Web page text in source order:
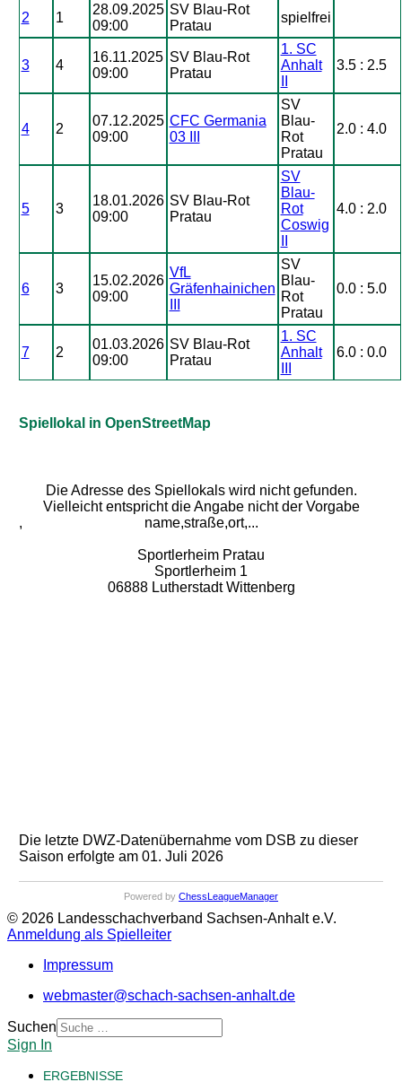
2 1
28.09.2025
09:00
SV Blau-Rot
Pratau
spielfrei
3 4
16.11.2025
09:00
SV Blau-Rot
Pratau
1. SC
Anhalt
3.5 : 2.5
4 2
07.12.2025
09:00
CFC Germania
03 III
SV
Blau-
Rot
Pratau
2.0 : 4.0
5 3
18.01.2026
09:00
SV Blau-Rot
Pratau
SV
Blau-
Rot
Coswig
4.0 : 2.0
6 3
15.02.2026
09:00
VfL
Gräfenhainichen
SV
Blau-
Rot
Pratau
0.0 : 5.0
7 2
01.03.2026
09:00
SV Blau-Rot
Pratau
1. SC
Anhalt
6.0 : 0.0
Spiellokal in OpenStreetMap
Die Adresse des Spiellokals wird nicht gefunden.
Vielleicht entspricht die Angabe nicht der Vorgabe
name,straße,ort,...
Sportlerheim Pratau
Sportlerheim 1
06888 Lutherstadt Wittenberg
,
Die letzte DWZ-Datenübernahme vom DSB zu dieser
Saison erfolgte am 01. Juli 2026
Powered by ChessLeagueManager
© 2026 Landesschachverband Sachsen-Anhalt e.V.
Anmeldung als Spielleiter
Impressum
webmaster@schach-sachsen-anhalt.de
Suchen
Sign In
ERGEBNISSE